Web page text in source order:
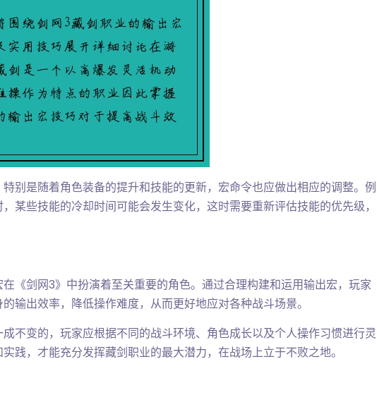
别是随着角色装备的提升和技能的更新，宏命令也应做出相应的调整。例
某些技能的冷却时间可能会发生变化，这时需要重新评估技能的优先级，
《剑网3》中扮演着至关重要的角色。通过合理构建和运用输出宏，玩家
输出效率，降低操作难度，从而更好地应对各种战斗场景。
不变的，玩家应根据不同的战斗环境、角色成长以及个人操作习惯进行灵
践，才能充分发挥藏剑职业的最大潜力，在战场上立于不败之地。